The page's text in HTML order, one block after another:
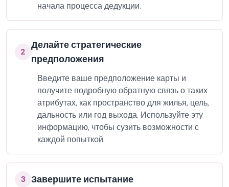
начала процесса дедукции.
2
Делайте стратегические
предположения
Введите ваше предположение карты и
получите подробную обратную связь о таких
атрибутах, как пространство для жилья, цель,
дальность или год выхода. Используйте эту
информацию, чтобы сузить возможности с
каждой попыткой.
3 Завершите испытание